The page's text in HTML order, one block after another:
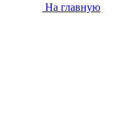
На главную